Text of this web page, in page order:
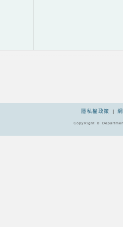
隱私權政策 |
CopyRight ©